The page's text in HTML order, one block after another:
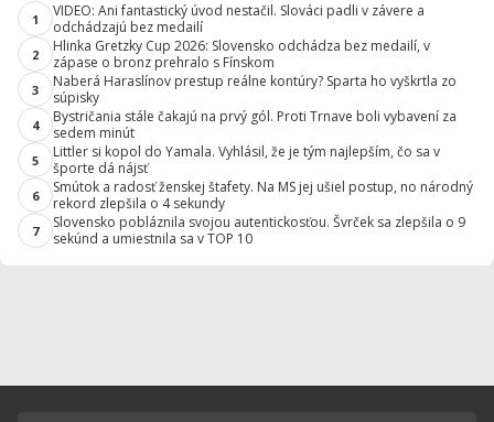
1
VIDEO: Ani fantastický úvod nestačil. Slováci padli v závere a
odchádzajú bez medailí
2
Hlinka Gretzky Cup 2026: Slovensko odchádza bez medailí, v
zápase o bronz prehralo s Fínskom
3
Naberá Haraslínov prestup reálne kontúry? Sparta ho vyškrtla zo
súpisky
4
Bystričania stále čakajú na prvý gól. Proti Trnave boli vybavení za
sedem minút
5
Littler si kopol do Yamala. Vyhlásil, že je tým najlepším, čo sa v
športe dá nájsť
6
Smútok a radosť ženskej štafety. Na MS jej ušiel postup, no národný
rekord zlepšila o 4 sekundy
7
Slovensko pobláznila svojou autentickosťou. Švrček sa zlepšila o 9
sekúnd a umiestnila sa v TOP 10